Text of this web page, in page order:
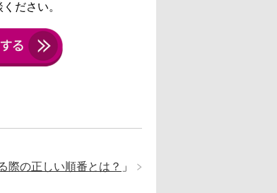
ださい。
際の正しい順番とは？ 」